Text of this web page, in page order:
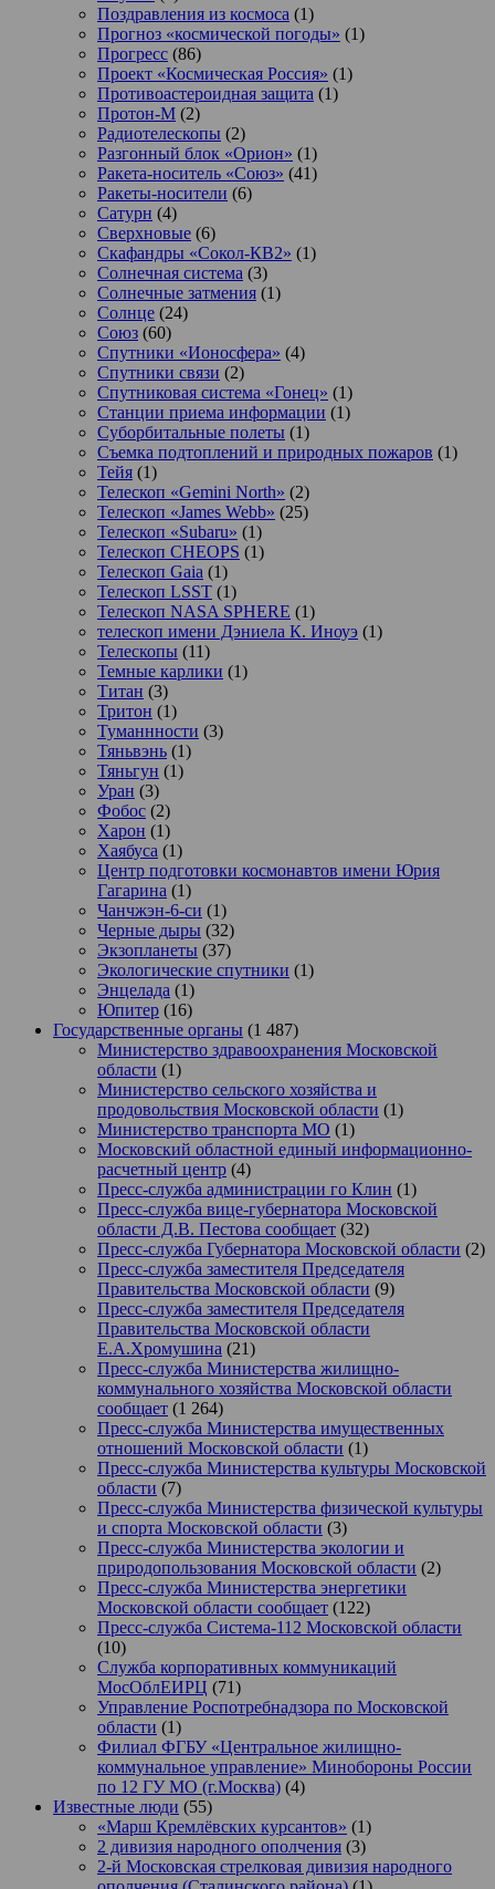
Поздравления из космоса (1)
Прогноз «космической погоды» (1)
Прогресс (86)
Проект «Космическая Россия» (1)
Противоастероидная защита (1)
Протон-М (2)
Радиотелескопы (2)
Разгонный блок «Орион» (1)
Ракета-носитель «Союз» (41)
Ракеты-носители (6)
Сатурн (4)
Сверхновые (6)
Скафандры «Сокол-КВ2» (1)
Солнечная система (3)
Солнечные затмения (1)
Солнце (24)
Союз (60)
Спутники «Ионосфера» (4)
Спутники связи (2)
Спутниковая система «Гонец» (1)
Станции приема информации (1)
Суборбитальные полеты (1)
Съемка подтоплений и природных пожаров (1)
Тейя (1)
Телескоп «Gemini North» (2)
Телескоп «James Webb» (25)
Телескоп «Subaru» (1)
Телескоп CHEOPS (1)
Телескоп Gaia (1)
Телескоп LSST (1)
Телескоп NASA SPHERE (1)
телескоп имени Дэниела К. Иноуэ (1)
Телескопы (11)
Темные карлики (1)
Титан (3)
Тритон (1)
Туманнности (3)
Тяньвэнь (1)
Тяньгун (1)
Уран (3)
Фобос (2)
Харон (1)
Хаябуса (1)
Центр подготовки космонавтов имени Юрия
Гагарина (1)
Чанчжэн-6-си (1)
Черные дыры (32)
Экзопланеты (37)
Экологические спутники (1)
Энцелада (1)
Юпитер (16)
Государственные органы (1 487)
Министерство здравоохранения Московской
области (1)
Министерство сельского хозяйства и
продовольствия Московской области (1)
Министерство транспорта МО (1)
Московский областной единый информационно-
расчетный центр (4)
Пресс-служба администрации го Клин (1)
Пресс-служба вице-губернатора Московской
области Д.В. Пестова сообщает (32)
Пресс-служба Губернатора Московской области (2)
Пресс-служба заместителя Председателя
Правительства Московской области (9)
Пресс-служба заместителя Председателя
Правительства Московской области
Е.А.Хромушина (21)
Пресс-служба Министерства жилищно-
коммунального хозяйства Московской области
сообщает (1 264)
Пресс-служба Министерства имущественных
отношений Московской области (1)
Пресс-служба Министерства культуры Московской
области (7)
Пресс-служба Министерства физической культуры
и спорта Московской области (3)
Пресс-служба Министерства экологии и
природопользования Московской области (2)
Пресс-служба Министерства энергетики
Московской области сообщает (122)
Пресс-служба Система-112 Московской области
(10)
Служба корпоративных коммуникаций
МосОблЕИРЦ (71)
Управление Роспотребнадзора по Московской
области (1)
Филиал ФГБУ «Центральное жилищно-
коммунальное управление» Минобороны России
по 12 ГУ МО (г.Москва) (4)
Известные люди (55)
«Марш Кремлёвских курсантов» (1)
2 дивизия народного ополчения (3)
2-й Московская стрелковая дивизия народного